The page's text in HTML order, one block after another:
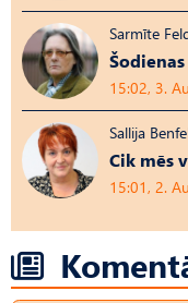
Sarmīte
15:02, 3.
Sallija
Cik mēs
15:01, 2.